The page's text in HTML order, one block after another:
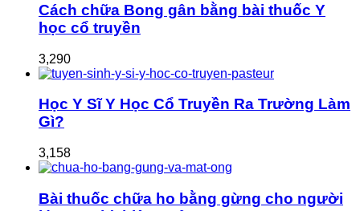
Cách chữa Bong gân bằng bài thuốc Y
học cổ truyền
3,290
Học Y Sĩ Y Học Cổ Truyền Ra Trường Làm
Gì?
3,158
Bài thuốc chữa ho bằng gừng cho người